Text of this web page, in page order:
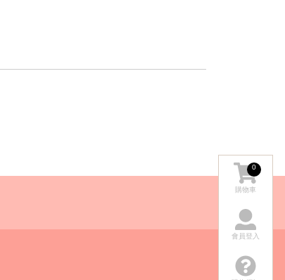
購物車
0
會員登入